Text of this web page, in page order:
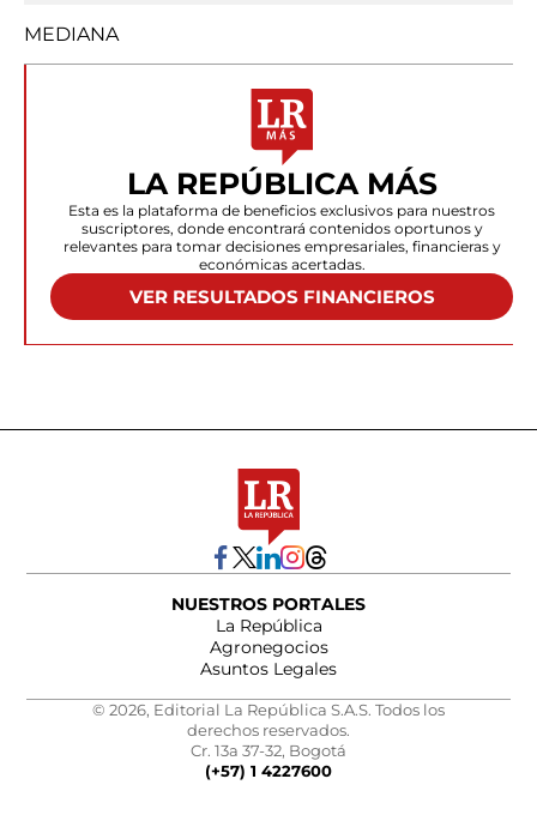
MEDIANA
LA REPÚBLICA MÁS
Esta es la plataforma de beneficios exclusivos para nuestros
suscriptores, donde encontrará contenidos oportunos y
relevantes para tomar decisiones empresariales, financieras y
económicas acertadas.
VER RESULTADOS FINANCIEROS
NUESTROS PORTALES
La República
Agronegocios
Asuntos Legales
© 2026, Editorial La República S.A.S. Todos los
derechos reservados.
Cr. 13a 37-32, Bogotá
(+57) 1 4227600